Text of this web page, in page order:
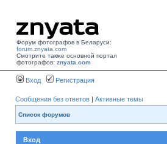
Форум фотографов в Беларуси:
forum.znyata.com
Смотрите также основной портал
фотографов: znyata.com
Вход Регистрация
Сообщения без ответов | Активные темы
Список форумов
Вход